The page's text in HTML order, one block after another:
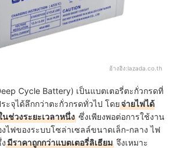
อ้างอิง:lazada.co.th
Cycle Battery) เป็นแบตเตอรี่ตะกั่วกรดที่
ะจุได้ลึกกว่าตะกั่วกรดทั่วไป โดยจ่ายไฟได้
นช่วงระยะเวลาหนึ่ง ซึ่งเพียงพอต่อการใช้งาน
ไฟของระบบโซล่าเซลล์ขนาดเล็ก-กลาง ไฟ
มีราคาถูกกว่าแบตเตอรี่ลิเธียม จึงเหมาะ